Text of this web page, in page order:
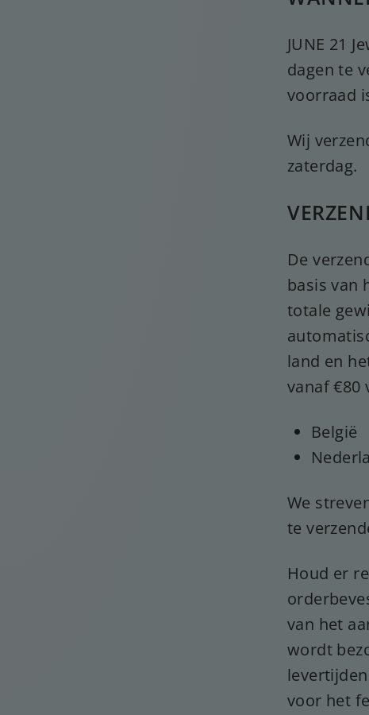
JUNE 21
dagen te
voorraad
Wij
zaterdag.
De
basis van
totale
land en
vanaf €80
België
We
te
Houd er
van het
wordt
voor het